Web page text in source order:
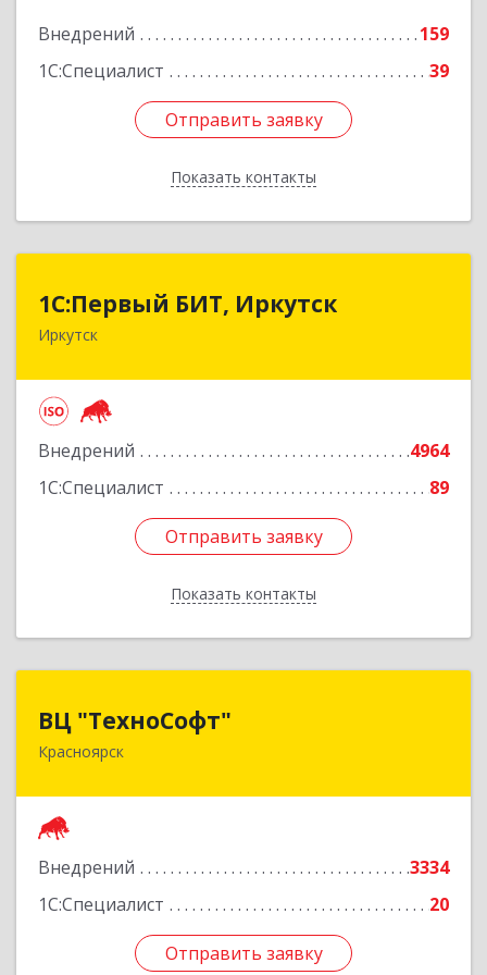
Внедрений
159
1С:Специалист
39
Отправить заявку
Показать контакты
Отправить заявку
Назад
1С:Первый БИТ, Иркутск
Иркутск
Внедрений
4964
1С:Специалист
89
Отправить заявку
Показать контакты
1С:Первый БИТ, Иркутск
664007, Иркутская обл, Иркутск г, Декабрьских
Отправить заявку
Назад
ВЦ "ТехноСофт"
Красноярск
Внедрений
3334
1С:Специалист
20
Отправить заявку
660118, Красноярский край, Красноярск г,
Отправить заявку